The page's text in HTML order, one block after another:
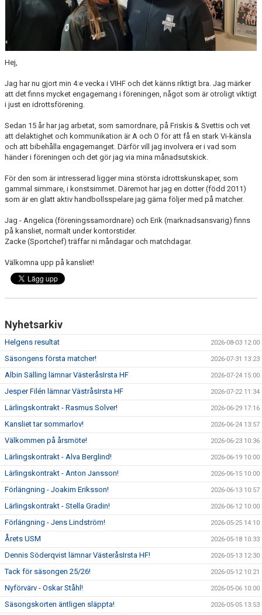
Hej,
Jag har nu gjort min 4:e vecka i VIHF och det känns riktigt bra. Jag märker
att det finns mycket engagemang i föreningen, något som är otroligt viktigt
i just en idrottsförening.
Sedan 15 år har jag arbetat, som samordnare, på Friskis & Svettis och vet
att delaktighet och kommunikation är A och O för att få en stark Vi-känsla
och att bibehålla engagemanget. Därför vill jag involvera er i vad som
händer i föreningen och det gör jag via mina månadsutskick.
För den som är intresserad ligger mina största idrottskunskaper, som
gammal simmare, i konstsimmet. Däremot har jag en dotter (född 2011)
som är en glatt aktiv handbollsspelare jag gärna följer med på matcher.
Jag - Angelica (föreningssamordnare) och Erik (marknadsansvarig) finns
på kansliet, normalt under kontorstider.
Zacke (Sportchef) träffar ni måndagar och matchdagar.
Välkomna upp på kansliet!
Nyhetsarkiv
Helgens resultat 2026-08-03 12:00
Säsongens första matcher! 2026-07-31 13:23
Albin Sälling lämnar VästeråsIrsta HF 2026-07-24 15:00
Jesper Filén lämnar VästråsIrsta HF 2026-07-22 11:34
Lärlingskontrakt - Rasmus Solver! 2026-06-29 17:16
Kansliet tar sommarlov! 2026-06-24 13:57
Välkommen på årsmöte! 2026-06-23 10:36
Lärlingskontrakt - Alva Berglind! 2026-06-19 10:00
Lärlingskontrakt - Anton Jansson! 2026-06-15 10:00
Förlängning - Joakim Eriksson! 2026-06-13 10:57
Lärlingskontrakt - Stella Gradin! 2026-06-12 10:00
Förlängning - Jens Lindström! 2026-05-25 14:10
Årets USM 2026-05-18 10:33
Dennis Söderqvist lämnar VästeråsIrsta HF! 2026-05-13 12:30
Tack för säsongen 25/26! 2026-05-12 10:21
Nyförvärv - Oskar Ståhl! 2026-05-06 10:00
Säsongskorten äntligen släppta! 2026-05-05 13:53